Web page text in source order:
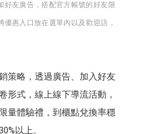
好友廣告，搭配官方帳號的好友限
優惠入口放在選單內以及歡迎語，
策略，透過廣告、加入好友
形式，線上線下導流活動，
量體驗禮，到櫃點兌換率穩
以上。